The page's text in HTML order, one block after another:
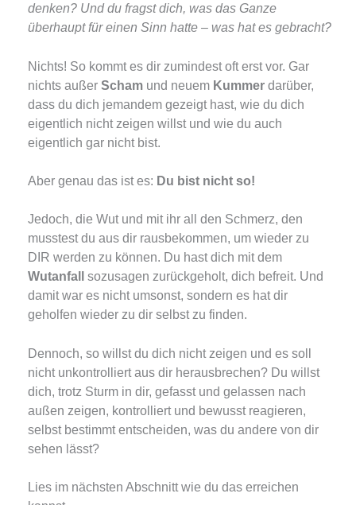
denken? Und du fragst dich, was das Ganze
überhaupt für einen Sinn hatte – was hat es gebracht?
Nichts! So kommt es dir zumindest oft erst vor. Gar
nichts außer Scham und neuem Kummer darüber,
dass du dich jemandem gezeigt hast, wie du dich
eigentlich nicht zeigen willst und wie du auch
eigentlich gar nicht bist.
Aber genau das ist es: Du bist nicht so!
Jedoch, die Wut und mit ihr all den Schmerz, den
musstest du aus dir rausbekommen, um wieder zu
DIR werden zu können. Du hast dich mit dem
Wutanfall sozusagen zurückgeholt, dich befreit. Und
damit war es nicht umsonst, sondern es hat dir
geholfen wieder zu dir selbst zu finden.
Dennoch, so willst du dich nicht zeigen und es soll
nicht unkontrolliert aus dir herausbrechen? Du willst
dich, trotz Sturm in dir, gefasst und gelassen nach
außen zeigen, kontrolliert und bewusst reagieren,
selbst bestimmt entscheiden, was du andere von dir
sehen lässt?
Lies im nächsten Abschnitt wie du das erreichen